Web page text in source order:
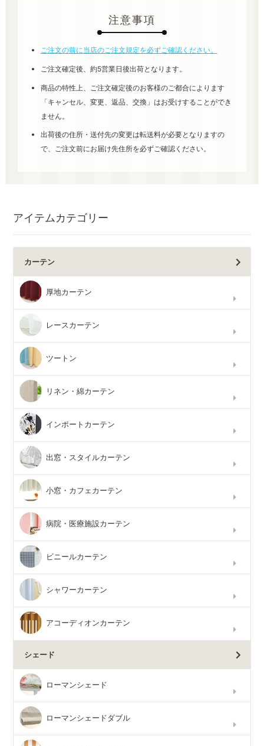
注意事項
ご注文の前に当店のご注文規定を必ずご確認ください。
ご注文確定後、約5営業日後出荷となります。
商品の特性上、ご注文確定後のお客様のご都合によります
「キャンセル、変更、返品、交換」はお受けすることができ
ません。
出荷後の住所・送付先の変更は転送料が必要となりますの
で、ご注文前にお届け先住所を必ずご確認ください。
アイテムカテゴリー
カーテン
厚地カーテン
レースカーテン
ツートン
リネン・綿カーテン
インポートカーテン
出窓・スタイルカーテン
小窓・カフェカーテン
病院・医療施設カーテン
ビニールカーテン
シャワーカーテン
アコーディオンカーテン
シェード
ローマンシェード
ローマンシェードダブル